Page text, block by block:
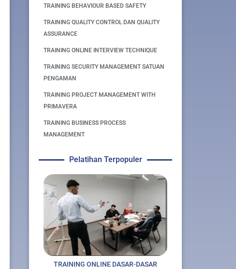
TRAINING BEHAVIOUR BASED SAFETY
TRAINING QUALITY CONTROL DAN QUALITY
ASSURANCE
TRAINING ONLINE INTERVIEW TECHNIQUE
TRAINING SECURITY MANAGEMENT SATUAN
PENGAMAN
TRAINING PROJECT MANAGEMENT WITH
PRIMAVERA
TRAINING BUSINESS PROCESS
MANAGEMENT
Pelatihan Terpopuler
TRAINING ONLINE DASAR-DASAR